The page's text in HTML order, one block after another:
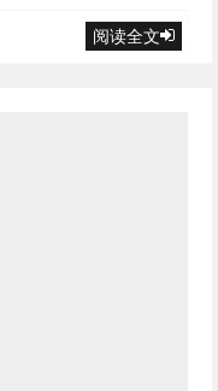
阅读全文